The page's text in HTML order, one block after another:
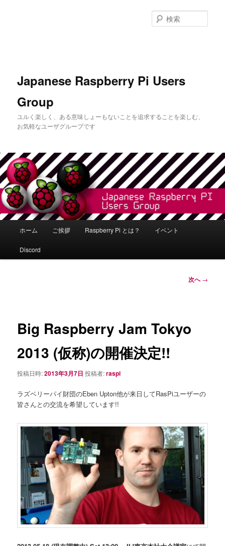
Japanese Raspberry Pi Users
Group
ユルく楽しく、ある意味しょーもないことを追求することを楽しむ、
お気軽なユーザグループです
索
メ
ホーム ご挨拶 Raspberry Pi とは？ イベント
Discord
ー
ョ
次へ→
Big Raspberry Jam Tokyo
2013 (仮称)の開催決定!!
投稿日時:2013年3月7日 投稿者:raspi
ラズベリーパイ財団のEben Upton他が来日してRasPiユーザーの
皆さんとの交流を希望しています!!